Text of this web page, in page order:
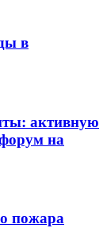
в
активную
на
пожара